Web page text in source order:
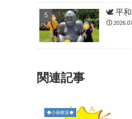
🕊️ 平和
関連記事
◆小禄教室◆